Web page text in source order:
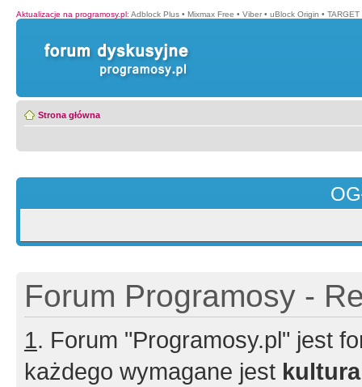
Aktualizacje na programosy.pl: Adblock Plus • Mixmax Free • Viber • uBlock Origin •
Strona główna
Forum Programosy -
1. Forum "Programosy.pl" jest
każdego wymagane jest